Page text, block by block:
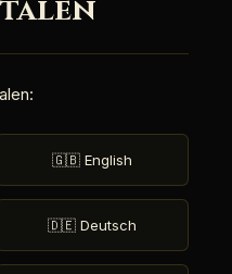
talen
🇬🇧 English
🇩🇪 Deutsch